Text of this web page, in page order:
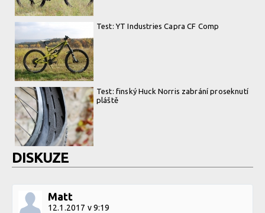
Test: YT Industries Capra CF Comp
Test: finský Huck Norris zabrání proseknutí
pláště
DISKUZE
Matt
12.1.2017 v 9:19